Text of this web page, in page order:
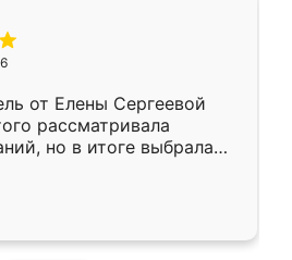
от Елены Сергеевой
рассматривала
но в итоге выбрала
условия, потом
всё спокойно объяснил
в срок, с